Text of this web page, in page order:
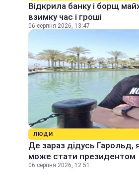
Відкрила банку і борщ
взимку час і гроші
06 серпня 2026, 13:47
ЛЮДИ
Де зараз дідусь Гарольд,
може стати президентом
06 серпня 2026, 12:51